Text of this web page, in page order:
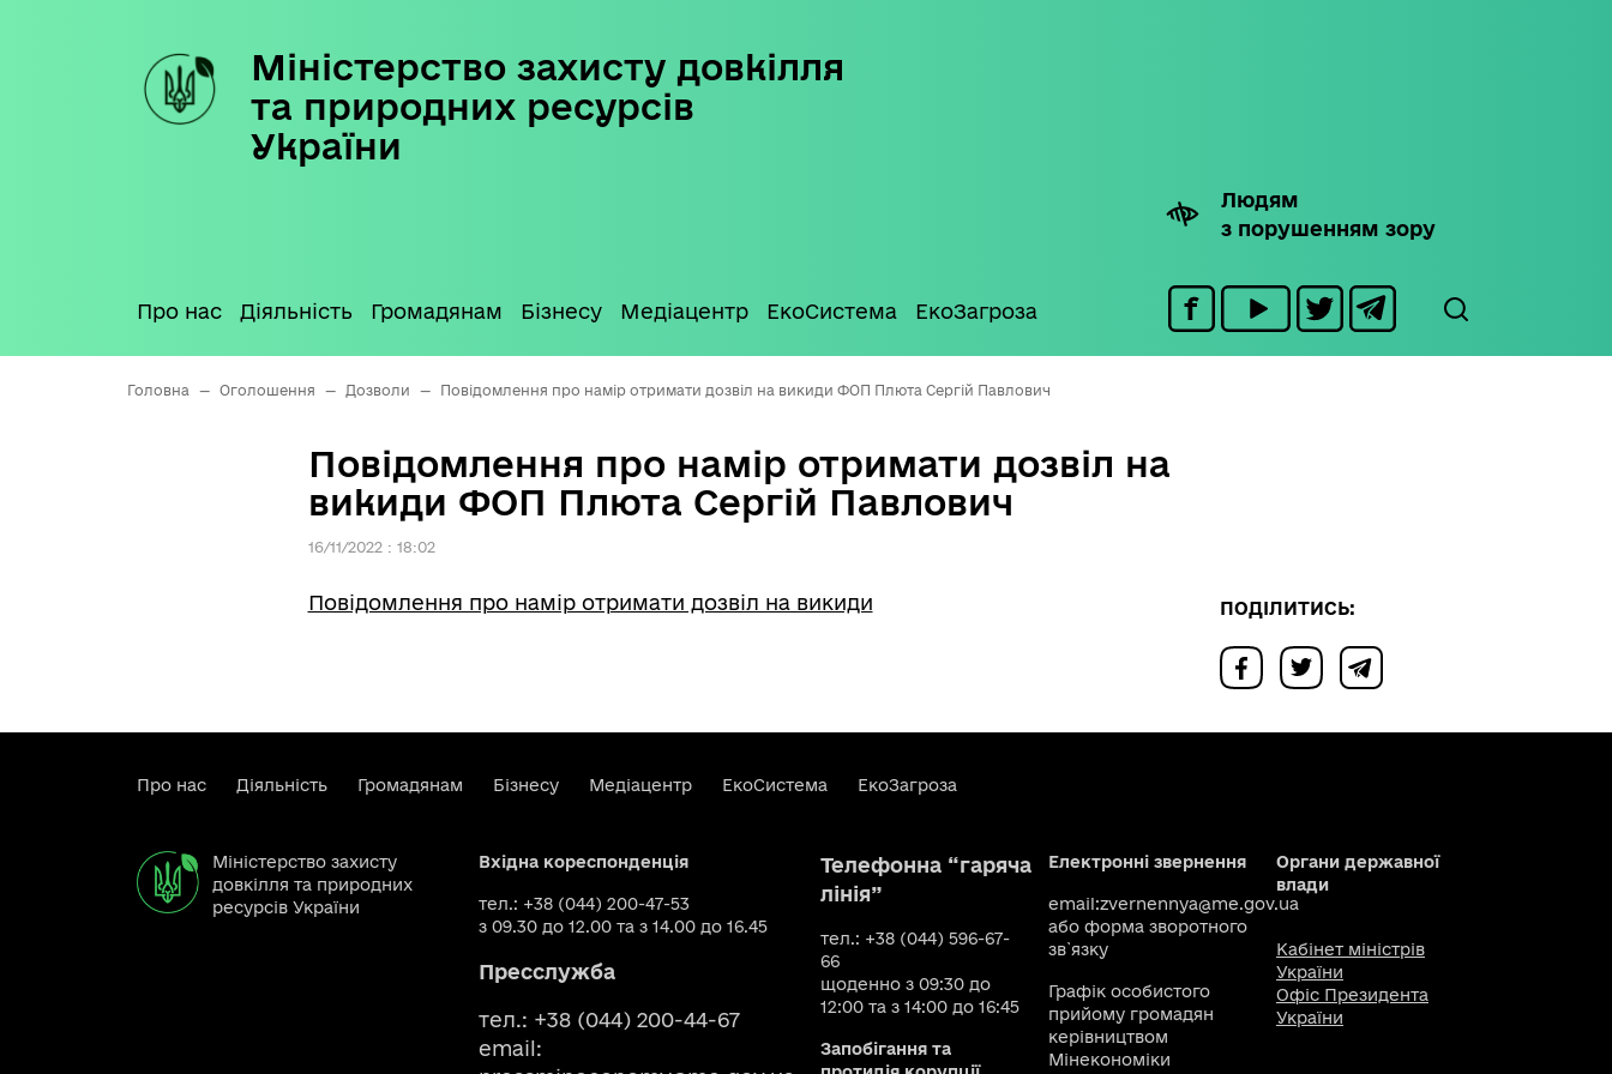
Міністерство захисту довкілля
та природних ресурсів
України
Людям
з порушенням зору
Про нас Діяльність Громадянам Бізнесу Медіацентр ЕкоСистема ЕкоЗагроза
Головна — Оголошення — Дозволи — Повідомлення про намір отримати дозвіл на викиди ФОП Плюта Сергій Павлович
Повідомлення про намір отримати дозвіл на
викиди ФОП Плюта Сергій Павлович
16/11/2022 : 18:02
Повідомлення про намір отримати дозвіл на викиди ПОДІЛИТИСЬ:
Про нас Діяльність Громадянам Бізнесу Медіацентр ЕкоСистема ЕкоЗагроза
Міністерство захисту
довкілля та природних
ресурсів України
Вхідна кореспонденція
тел.: +38 (044) 200-47-53
з 09.30 до 12.00 та з 14.00 до 16.45
Пресслужба
тел.: +38 (044) 200-44-67
email:
Телефонна “гаряча
лінія”
тел.: +38 (044) 596-67-
66
щоденно з 09:30 до
12:00 та з 14:00 до 16:45
Запобігання та
Електронні звернення
email:zvernennya@me.gov.ua
або форма зворотного
зв`язку
Графік особистого
прийому громадян
керівництвом
Мінекономіки
Органи державної
влади
Кабінет міністрів
України
Офіс Президента
України